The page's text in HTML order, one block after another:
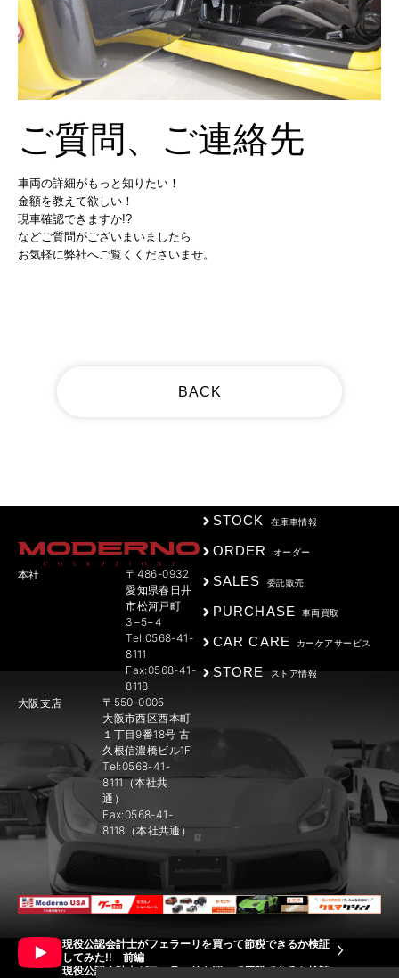
ご質問、ご連絡先
車両の詳細がもっと知りたい！
金額を教えて欲しい！
現車確認できますか!?
などご質問がございまいましたら
お気軽に弊社へご覧くくださいませ。
BACK
本社
〒486-0932
愛知県春日井
市松河戸町
3−5−4
Tel:0568-41-
8111
Fax:0568-41-
8118
大阪支店
〒550-0005
大阪市西区西本町
１丁目9番18号 古
久根信濃橋ビル1F
Tel:0568-41-
8111（本社共
通）
Fax:0568-41-
8118（本社共通）
STOCK 在庫車情報
ORDER オーダー
SALES 委託販売
PURCHASE 車両買取
CAR CARE カーケアサービス
STORE ストア情報
現役公認会計士がフェラーリを買って節税できるか検証
してみた!! 前編
現役公認会計士がフェラーリを買って節税できるか検証